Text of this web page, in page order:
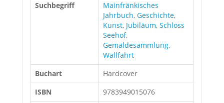
Suchbegriff
Mainfränkisches
Jahrbuch, Geschichte,
Kunst, Jubiläum, Schloss
Seehof,
Gemäldesammlung,
Wallfahrt
Buchart
Hardcover
ISBN
9783949015076